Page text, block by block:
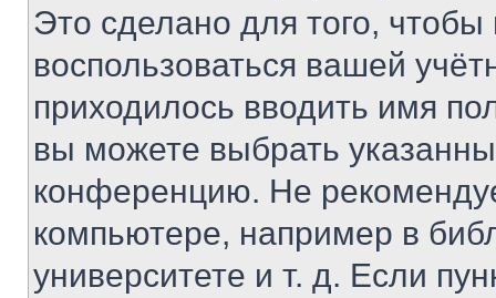
Это сделано для того, чтобы
воспользоваться вашей
приходилось вводить имя
вы можете выбрать
конференцию. Не
компьютере, например в
университете и т. д. Если